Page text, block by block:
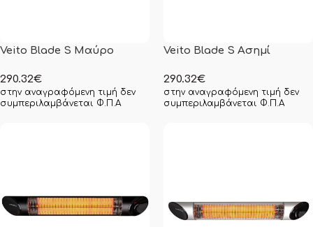
Veito Blade S Μαύρο
290.32€
στην αναγραφόμενη τιμή δεν
συμπεριλαμβάνεται Φ.Π.Α
Veito Blade S Ασημί
290.32€
στην αναγραφόμενη τιμή δεν
συμπεριλαμβάνεται Φ.Π.Α